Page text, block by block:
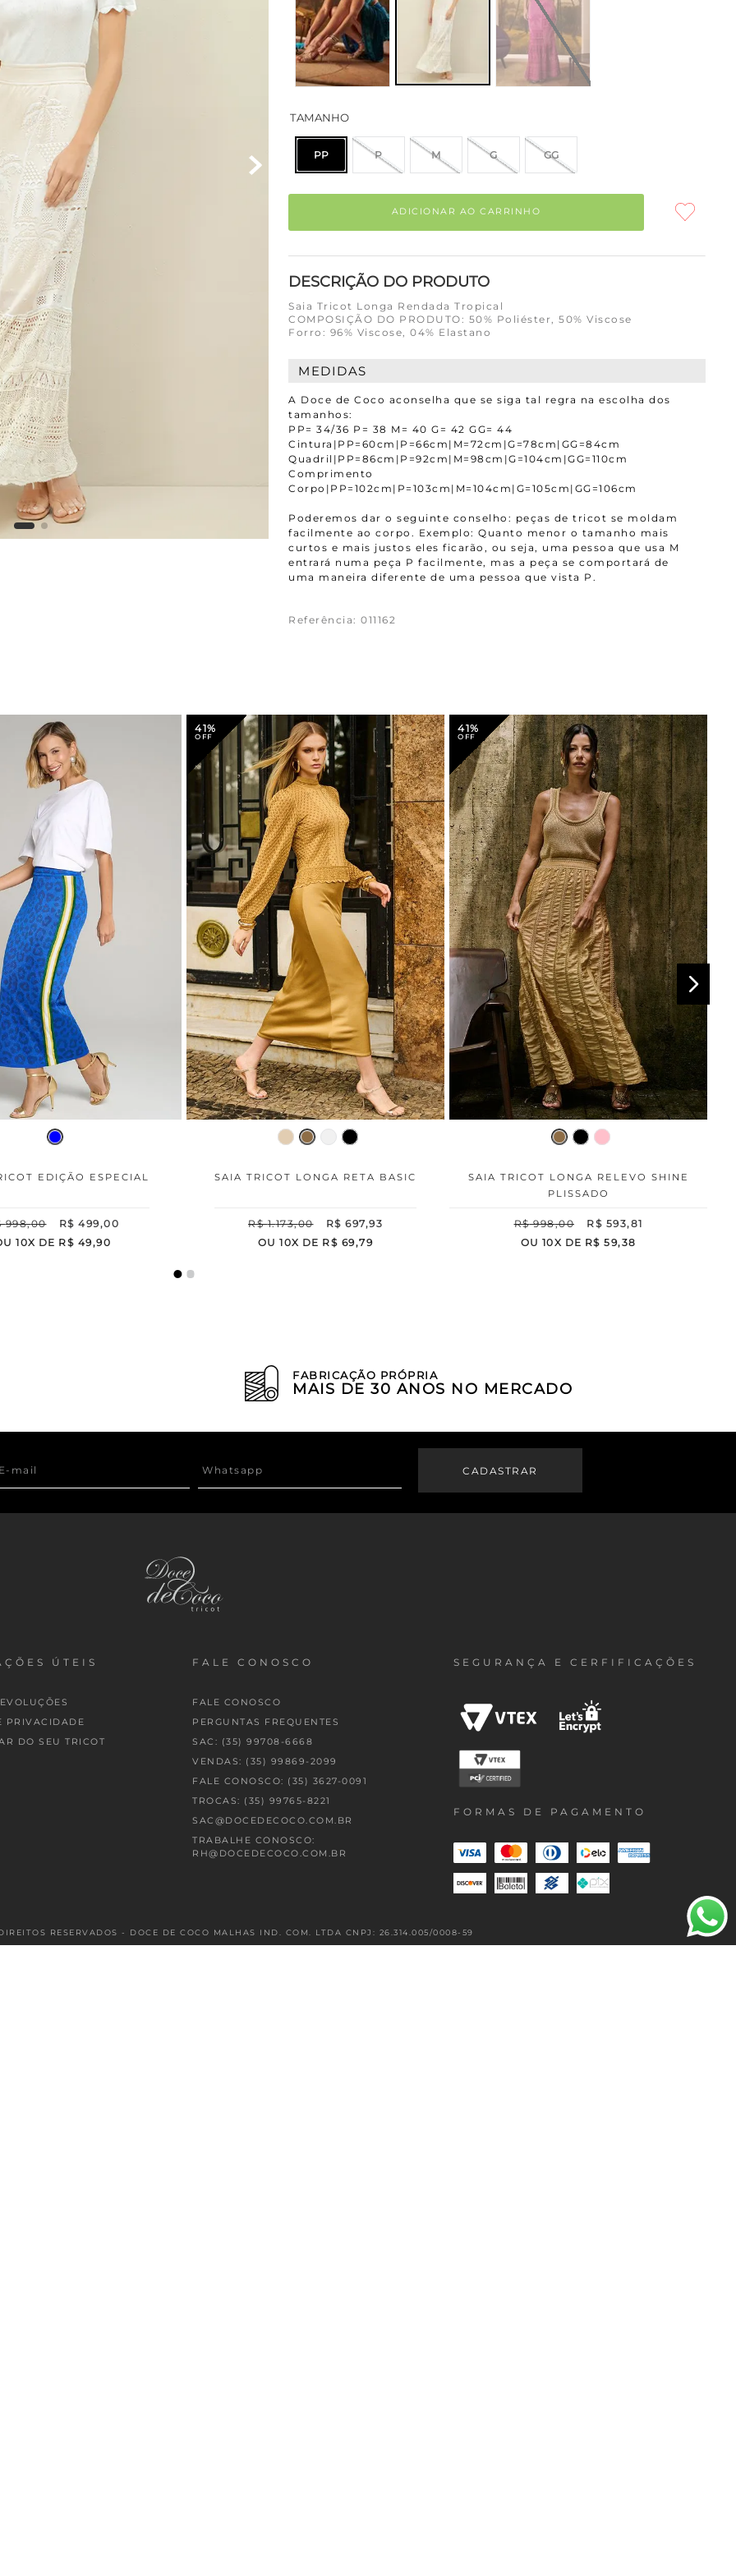
TAMANHO
PP P M G GG
ADICIONAR AO CARRINHO
DESCRIÇÃO DO PRODUTO
Saia Tricot Longa Rendada Tropical
COMPOSIÇÃO DO PRODUTO: 50% Poliéster, 50% Viscose
Forro: 96% Viscose, 04% Elastano
MEDIDAS
A Doce de Coco aconselha que se siga tal regra na escolha dos
tamanhos:
PP= 34/36 P= 38 M= 40 G= 42 GG= 44
Cintura|PP=60cm|P=66cm|M=72cm|G=78cm|GG=84cm
Quadril|PP=86cm|P=92cm|M=98cm|G=104cm|GG=110cm
Comprimento
Corpo|PP=102cm|P=103cm|M=104cm|G=105cm|GG=106cm
Poderemos dar o seguinte conselho: peças de tricot se moldam
facilmente ao corpo. Exemplo: Quanto menor o tamanho mais
curtos e mais justos eles ficarão, ou seja, uma pessoa que usa M
entrará numa peça P facilmente, mas a peça se comportará de
uma maneira diferente de uma pessoa que vista P.
Referência: 011162
EDIÇÃO ESPECIAL
998,00 R$ 499,00
10X DE R$ 49,90
41%
SAIA TRICOT LONGA RETA BASIC
R$ 1.173,00 R$ 697,93
OU 10X DE R$ 69,79
41%
SAIA TRICOT LONGA RELEVO SHINE
PLISSADO
R$ 998,00 R$ 593,81
OU 10X DE R$ 59,38
FABRICAÇÃO PRÓPRIA
MAIS DE 30 ANOS NO MERCADO
ÚTEIS
PRIVACIDADE
DO SEU TRICOT
FALE CONOSCO
FALE CONOSCO
PERGUNTAS FREQUENTES
SAC: (35) 99708-6668
VENDAS: (35) 99869-2099
FALE CONOSCO: (35) 3627-0091
TROCAS: (35) 99765-8221
SAC@DOCEDECOCO.COM.BR
TRABALHE CONOSCO:
RH@DOCEDECOCO.COM.BR
SEGURANÇA E CERFIFICAÇÕES
FORMAS DE PAGAMENTO
RESERVADOS - DOCE DE COCO MALHAS IND. COM. LTDA CNPJ: 26.314.005/0008-59